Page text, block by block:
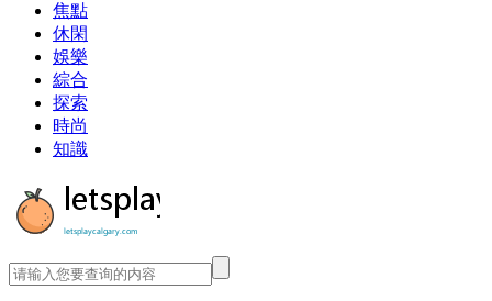
焦點
休閑
娛樂
綜合
探索
時尚
知識